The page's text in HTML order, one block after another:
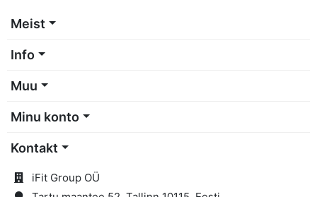
Meist
Info
Muu
Minu konto
Kontakt
iFit Group OÜ